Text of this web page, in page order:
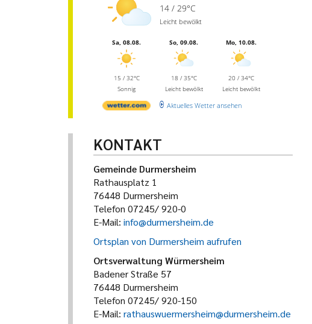
14 / 29°C
Leicht bewölkt
Sa, 08.08.
15 / 32°C
Sonnig
So, 09.08.
18 / 35°C
Leicht bewölkt
Mo, 10.08.
20 / 34°C
Leicht bewölkt
Aktuelles Wetter ansehen
KONTAKT
Gemeinde Durmersheim
Rathausplatz 1
76448 Durmersheim
Telefon 07245/ 920-0
E-Mail: info@durmersheim.de
Ortsplan von Durmersheim aufrufen
Ortsverwaltung Würmersheim
Badener Straße 57
76448 Durmersheim
Telefon 07245/ 920-150
E-Mail: rathauswuermersheim@durmersheim.de